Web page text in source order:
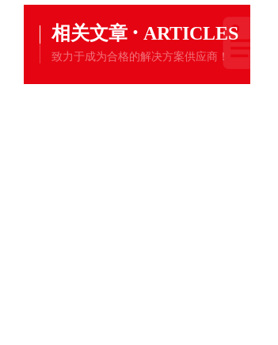
相关文章 · ARTICLES
致力于成为合格的解决方案供应商！